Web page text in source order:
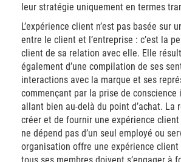
leur stratégie uniquement en termes
L’expérience client n’est pas basée sur
entre le client et l’entreprise : c’est la
client de sa relation avec elle. Elle
également d’une compilation de ses
interactions avec la marque et ses
commençant par la prise de
allant bien au-delà du point d’achat. La
créer et de fournir une expérience
ne dépend pas d’un seul employé ou
organisation offre une expérience